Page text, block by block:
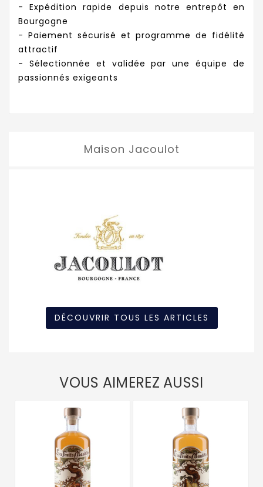
- Expédition rapide depuis notre entrepôt en
Bourgogne
- Paiement sécurisé et programme de fidélité
attractif
- Sélectionnée et validée par une équipe de
passionnés exigeants
Maison Jacoulot
DÉCOUVRIR TOUS LES ARTICLES
VOUS AIMEREZ AUSSI